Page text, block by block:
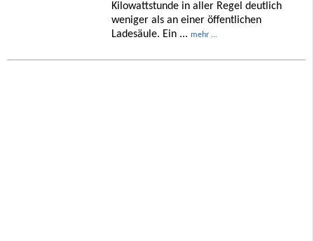
Kilowattstunde in aller Regel deutlich
weniger als an einer öffentlichen
Ladesäule. Ein ... mehr ...